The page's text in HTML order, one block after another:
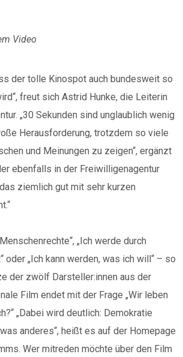
Video
der tolle Kinospot auch bundesweit so
freut sich Astrid Hunke, die Leiterin
„30 Sekunden sind unglaublich wenig
Herausforderung, trotzdem so viele
und Meinungen zu zeigen“, ergänzt
ebenfalls in der Freiwilligenagentur
ziemlich gut mit sehr kurzen
„Ich werde durch
oder „Ich kann werden, was ich will“ – so
der zwölf Darsteller:innen aus der
Film endet mit der Frage „Wir leben
„Dabei wird deutlich: Demokratie
anderes“, heißt es auf der Homepage
Wer mitreden möchte über den Film
Inhaber: AWO-
Freiwilligenagentur
IBAN: DE90 2505 0000
0152 0278 35
BIC: NOLADE2HXXX
Wunsch auch eine
Spendenquittung
ausstellen.
Kontakt:
Sylja Baranowski
Reichsstraße 6
38300 Wolfenbüttel